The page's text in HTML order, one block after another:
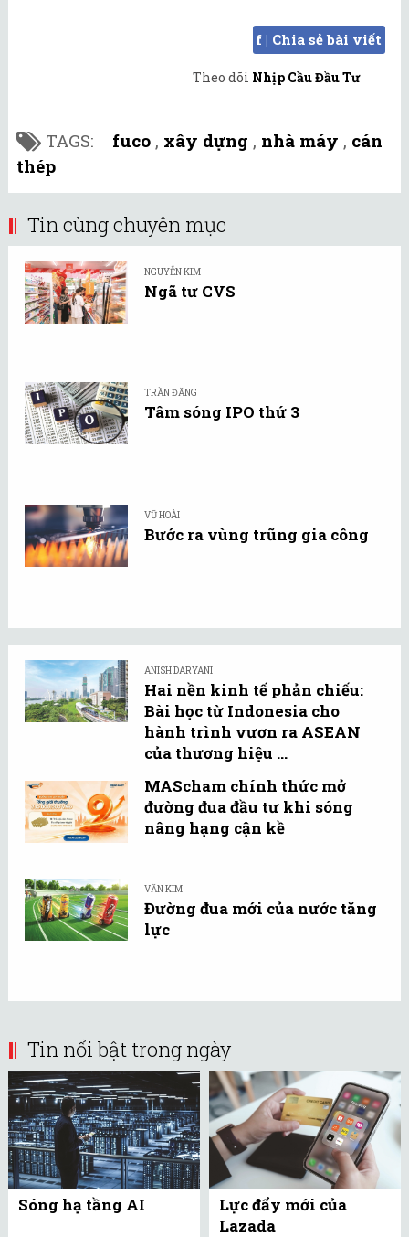
f | Chia sẻ bài viết
Theo dõi Nhịp Cầu Đầu Tư
TAGS: fuco , xây dựng , nhà máy , cán
thép
Tin cùng chuyên mục
NGUYỄN KIM
Ngã tư CVS
TRẦN ĐĂNG
Tâm sóng IPO thứ 3
VŨ HOÀI
Bước ra vùng trũng gia công
ANISH DARYANI
Hai nền kinh tế phản chiếu:
Bài học từ Indonesia cho
hành trình vươn ra ASEAN
của thương hiệu ...
MAScham chính thức mở
đường đua đầu tư khi sóng
nâng hạng cận kề
VĂN KIM
Đường đua mới của nước tăng
lực
Tin nổi bật trong ngày
Sóng hạ tầng AI
Lực đẩy mới của
Lazada